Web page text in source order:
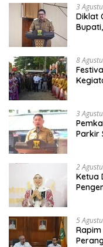
3
Diklat
8
3
Parkir
2
Ketua
5